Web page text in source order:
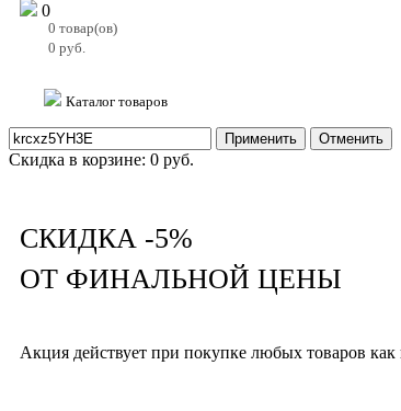
0
0 товар(ов)
0 руб.
Каталог товаров
Применить Отменить
Скидка в корзине: 0 руб.
СКИДКА -5%
ОТ ФИНАЛЬНОЙ ЦЕНЫ
Акция действует при покупке любых товаров как